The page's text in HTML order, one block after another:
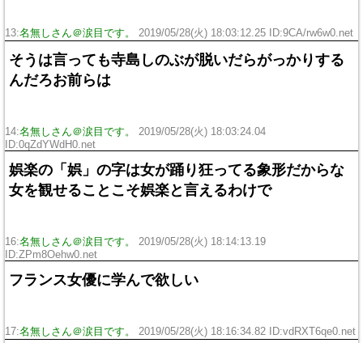
13:名無しさん＠涙目です。 2019/05/28(火) 18:03:12.25 ID:9CA/rw6w0.net
そうは言っても寺島しのぶが脱いだらがっかりする
んだろお前らは
14:名無しさん＠涙目です。
2019/05/28(火) 18:03:24.04
ID:0qZdYWdH0.net
娯楽の「娯」の字は女が踊り狂ってる象形だからな
女を観せることこそ娯楽と言えるわけで
16:名無しさん＠涙目です。
2019/05/28(火) 18:14:13.19
ID:ZPm8Oehw0.net
フランス女優に学んで欲しい
17:名無しさん＠涙目です。 2019/05/28(火) 18:16:34.82 ID:vdRXT6qe0.net